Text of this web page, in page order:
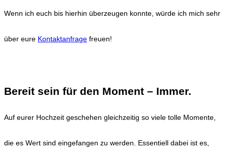
Wenn ich euch bis hierhin überzeugen konnte, würde ich mich sehr
über eure Kontaktanfrage freuen!
Bereit sein für den Moment – Immer.
Auf eurer Hochzeit geschehen gleichzeitig so viele tolle Momente,
die es Wert sind eingefangen zu werden. Essentiell dabei ist es,